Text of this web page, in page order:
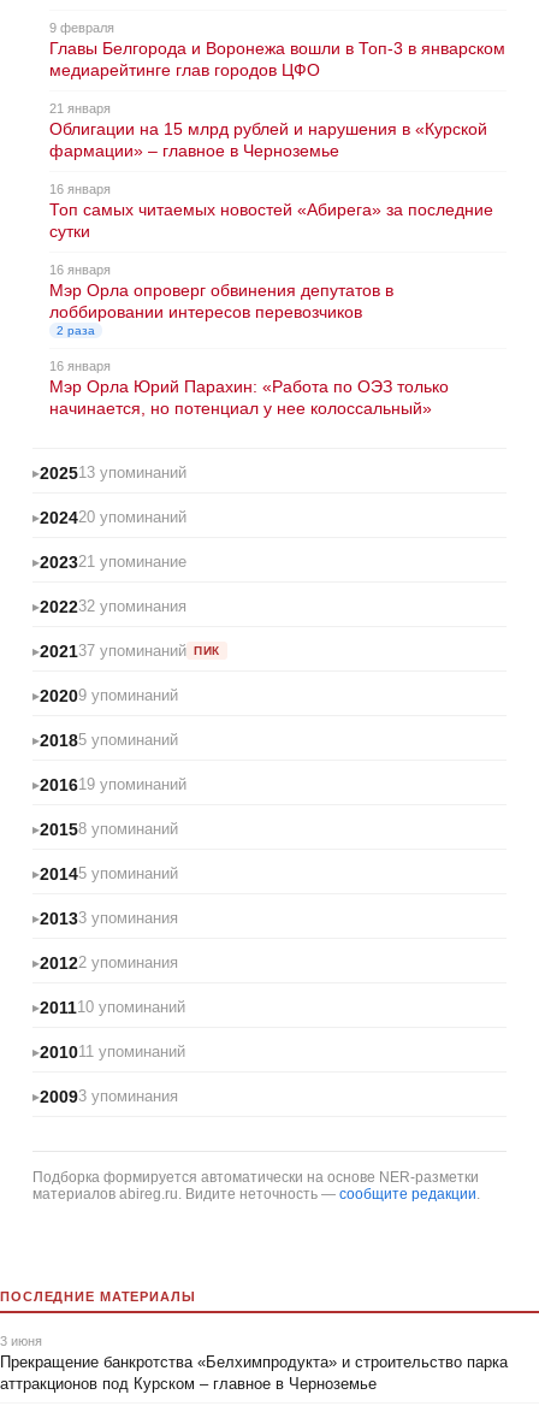
9 февраля
Главы Белгорода и Воронежа вошли в Топ-3 в январском
медиарейтинге глав городов ЦФО
21 января
Облигации на 15 млрд рублей и нарушения в «Курской
фармации» – главное в Черноземье
16 января
Топ самых читаемых новостей «Абирега» за последние
сутки
16 января
Мэр Орла опроверг обвинения депутатов в
лоббировании интересов перевозчиков
2 раза
16 января
Мэр Орла Юрий Парахин: «Работа по ОЭЗ только
начинается, но потенциал у нее колоссальный»
202513 упоминаний
202420 упоминаний
202321 упоминание
202232 упоминания
202137 упоминаний ПИК
20209 упоминаний
20185 упоминаний
201619 упоминаний
20158 упоминаний
20145 упоминаний
20133 упоминания
20122 упоминания
201110 упоминаний
201011 упоминаний
20093 упоминания
Подборка формируется автоматически на основе NER-разметки
материалов abireg.ru. Видите неточность — сообщите редакции
ПОСЛЕДНИЕ МАТЕРИАЛЫ
3 июня
Прекращение банкротства «Белхимпродукта» и строительство парка
аттракционов под Курском – главное в Черноземье